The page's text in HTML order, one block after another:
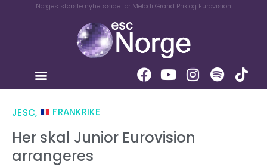
Norges største nyhetsside for Melodi Grand Prix og Eurovision
JESC, FRANKRIKE
Her skal Junior Eurovision
arrangeres